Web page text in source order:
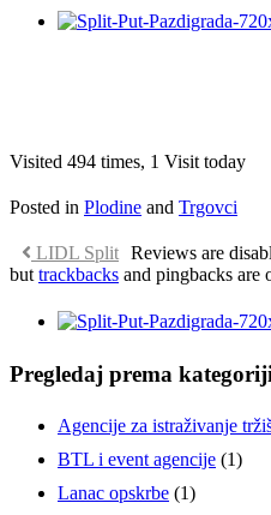
Visited 494 times, 1 Visit today
Posted in Plodine and Trgovci
LIDL Split Reviews are
but trackbacks and pingbacks are
Pregledaj prema kategoriji
Agencije za istraživanje
BTL i event agencije (1)
Lanac opskrbe (1)